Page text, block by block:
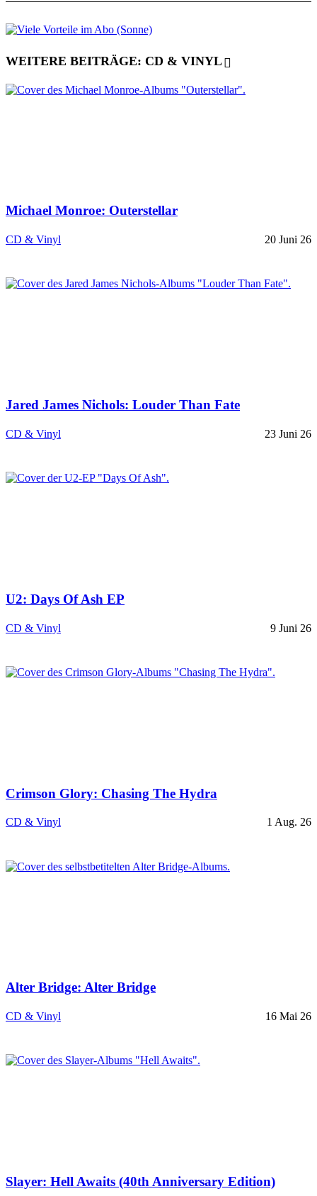
WEITERE BEITRÄGE: CD & VINYL
Michael Monroe: Outerstellar
CD & Vinyl 20 Juni 26
Jared James Nichols: Louder Than Fate
CD & Vinyl 23 Juni 26
U2: Days Of Ash EP
CD & Vinyl 9 Juni 26
Crimson Glory: Chasing The Hydra
CD & Vinyl 1 Aug. 26
Alter Bridge: Alter Bridge
CD & Vinyl 16 Mai 26
Slayer: Hell Awaits (40th Anniversary Edition)